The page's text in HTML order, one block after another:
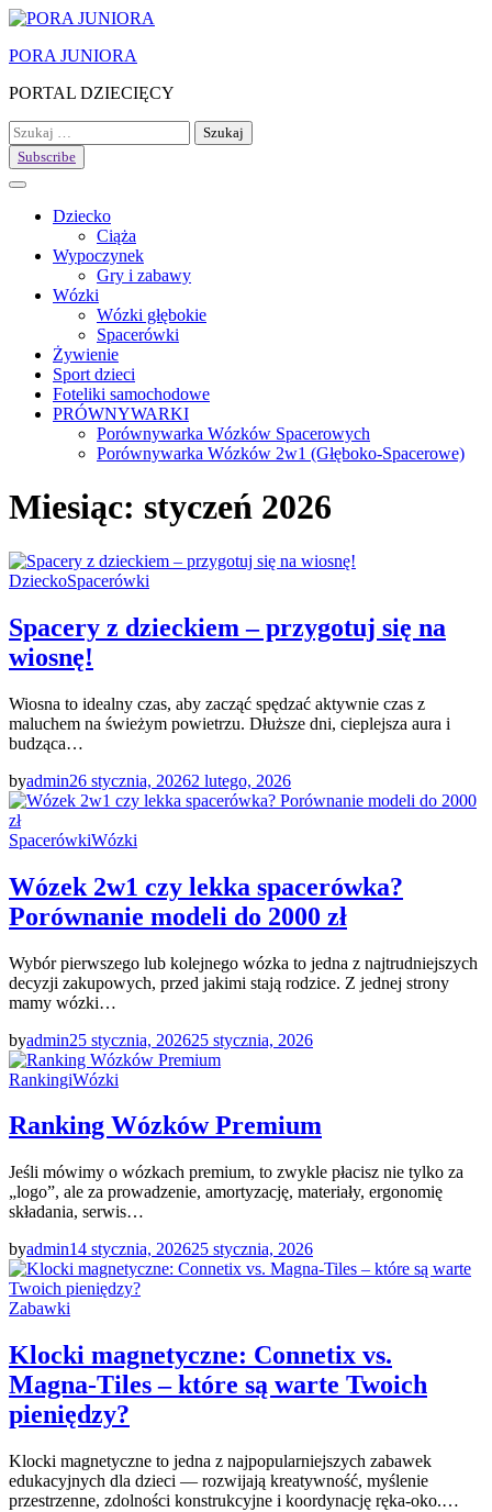
Skip
content
PORA JUNIORA
PORTAL DZIECIĘCY
Szukaj:
Subscribe
Dziecko
Ciąża
Wypoczynek
Gry i zabawy
Wózki
Wózki głębokie
Spacerówki
Żywienie
Sport dzieci
Foteliki samochodowe
PRÓWNYWARKI
Porównywarka Wózków Spacerowych
Porównywarka Wózków 2w1 (Głęboko-Spacerowe)
Miesiąc: styczeń 2026
DzieckoSpacerówki
Spacery z dzieckiem – przygotuj się na
wiosnę!
Wiosna to idealny czas, aby zacząć spędzać aktywnie czas z
maluchem na świeżym powietrzu. Dłuższe dni, cieplejsza aura i
budząca…
byadmin26 stycznia, 20262 lutego, 2026
SpacerówkiWózki
Wózek 2w1 czy lekka spacerówka?
Porównanie modeli do 2000 zł
Wybór pierwszego lub kolejnego wózka to jedna z najtrudniejszych
decyzji zakupowych, przed jakimi stają rodzice. Z jednej strony
mamy wózki…
byadmin25 stycznia, 202625 stycznia, 2026
RankingiWózki
Ranking Wózków Premium
Jeśli mówimy o wózkach premium, to zwykle płacisz nie tylko za
„logo”, ale za prowadzenie, amortyzację, materiały, ergonomię
składania, serwis…
byadmin14 stycznia, 202625 stycznia, 2026
Zabawki
Klocki magnetyczne: Connetix vs.
Magna-Tiles – które są warte Twoich
pieniędzy?
Klocki magnetyczne to jedna z najpopularniejszych zabawek
edukacyjnych dla dzieci — rozwijają kreatywność, myślenie
przestrzenne, zdolności konstrukcyjne i koordynację ręka-oko.…